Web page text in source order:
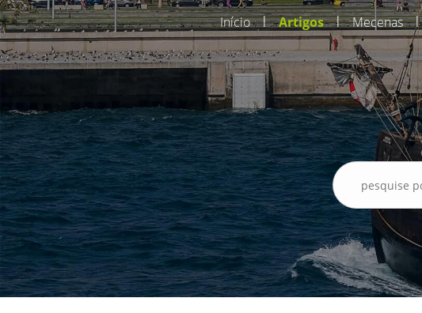
Início | Artigos | Mecenas |